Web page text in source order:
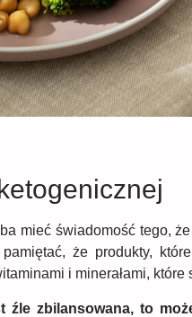
mieć świadomość tego,
że produkty,
i minerałami, które
źle zbilansowana, to